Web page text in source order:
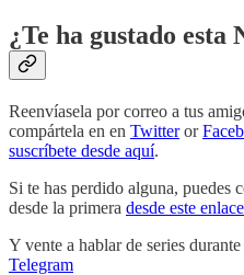
¿Te ha gustado esta
Reenvíasela por correo a tus
compártela en en Twitteror
suscríbete desde aquí.
Si te has perdido alguna, puedes
desde la primera desde este enlace
Y vente a hablar de series
Telegram